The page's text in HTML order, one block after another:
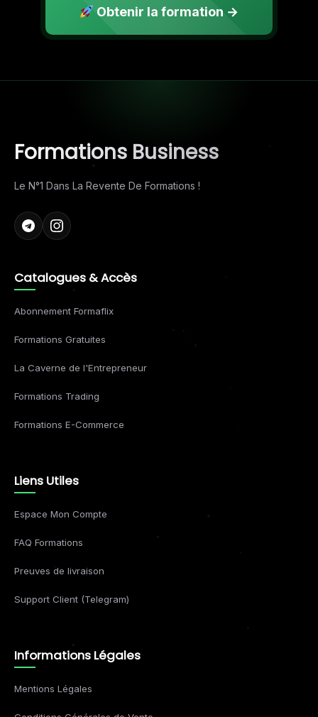
Obtenir la formation →
Formations Business
Le N°1 Dans La Revente De Formations !
Catalogues & Accès
Abonnement Formaflix
Formations Gratuites
La Caverne de l'Entrepreneur
Formations Trading
Formations E-Commerce
Liens Utiles
Espace Mon Compte
FAQ Formations
Preuves de livraison
Support Client (Telegram)
Informations Légales
Mentions Légales